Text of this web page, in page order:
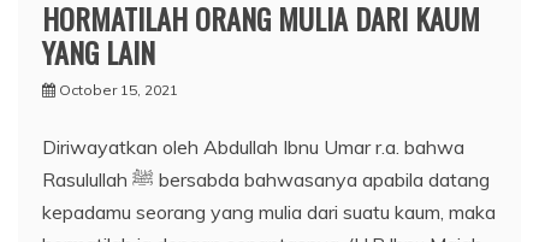
HORMATILAH ORANG MULIA DARI KAUM
YANG LAIN
October 15, 2021
Diriwayatkan oleh Abdullah Ibnu Umar r.a. bahwa
Rasulullah ﷺ bersabda bahwasanya apabila datang
kepadamu seorang yang mulia dari suatu kaum, maka